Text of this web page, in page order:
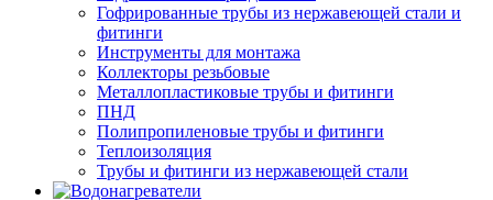
Гофрированные трубы из нержавеющей стали и
фитинги
Инструменты для монтажа
Коллекторы резьбовые
Металлопластиковые трубы и фитинги
ПНД
Полипропиленовые трубы и фитинги
Теплоизоляция
Трубы и фитинги из нержавеющей стали